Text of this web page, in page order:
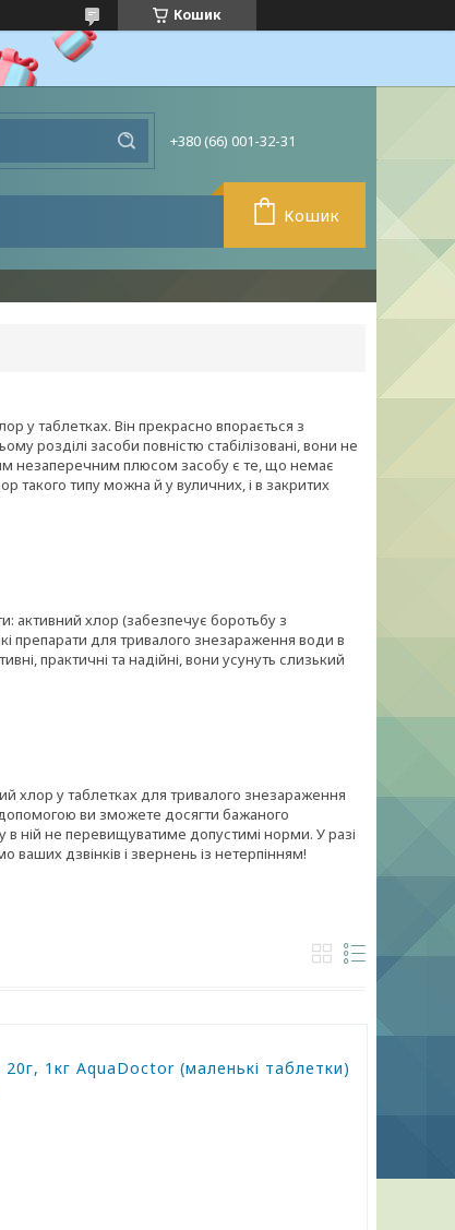
Кошик
+380 (66) 001-32-31
Кошик
у таблетках. Він прекрасно впорається з
розділі засоби повністю стабілізовані, вони не
незаперечним плюсом засобу є те, що немає
такого типу можна й у вуличних, і в закритих
активний хлор (забезпечує боротьбу з
препарати для тривалого знезараження води в
практичні та надійні, вони усунуть слизький
хлор у таблетках для тривалого знезараження
ви зможете досягти бажаного
в ній не перевищуватиме допустимі норми. У разі
дзвінків і звернень із нетерпінням!
1кг AquaDoctor (маленькі таблетки)